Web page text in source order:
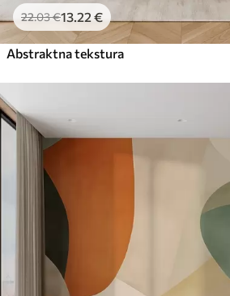
22.03€13 .22 €
Abstraktna tekstura